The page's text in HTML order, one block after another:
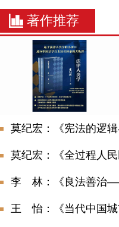
著作推荐
莫纪宏：《宪法的逻辑
莫纪宏：《全过程人
李 林：《良法善治
王 怡：《当代中国城